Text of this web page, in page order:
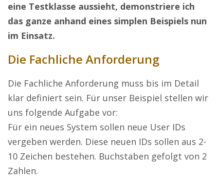
eine Testklasse aussieht, demonstriere ich
das ganze anhand eines simplen Beispiels nun
im Einsatz.
Die Fachliche Anforderung
Die Fachliche Anforderung muss bis im Detail
klar definiert sein. Für unser Beispiel stellen wir
uns folgende Aufgabe vor:
Für ein neues System sollen neue User IDs
vergeben werden. Diese neuen IDs sollen aus 2-
10 Zeichen bestehen. Buchstaben gefolgt von 2
Zahlen.